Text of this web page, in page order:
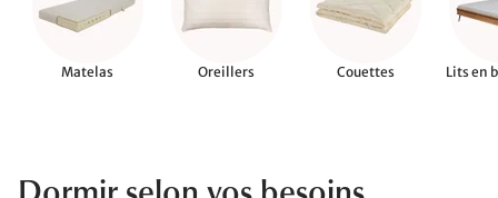
Matelas Oreillers Couettes Lits en